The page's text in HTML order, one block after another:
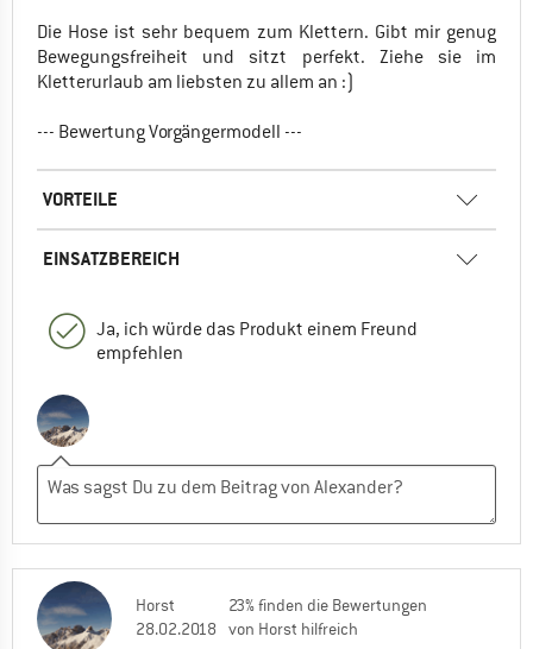
Die Hose ist sehr bequem zum Klettern. Gibt mir genug
Bewegungsfreiheit und sitzt perfekt. Ziehe sie im
Kletterurlaub am liebsten zu allem an :)
--- Bewertung Vorgängermodell ---
VORTEILE
EINSATZBEREICH
Ja, ich würde das Produkt einem Freund
empfehlen
Horst
28.02.2018
23% finden die Bewertungen
von Horst hilfreich